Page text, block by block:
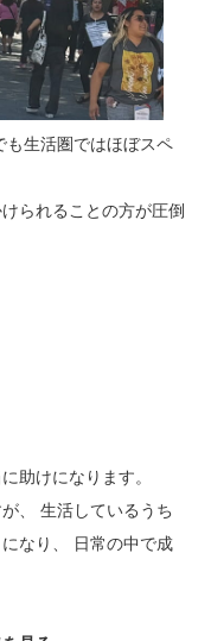
も生活圏ではほぼスペ
られることの方が圧倒
助けになります。
、 生活しているうち
なり、 日常の中で成